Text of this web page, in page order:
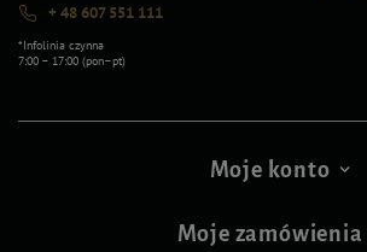
+ 48 607 551 111
*Infolinia czynna
7:00 – 17:00 (pon–pt)
Moje konto
Moje zamówienia